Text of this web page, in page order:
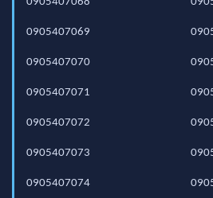
0905407069
0905407070
0905407071
0905407072
0905407073
0905407074